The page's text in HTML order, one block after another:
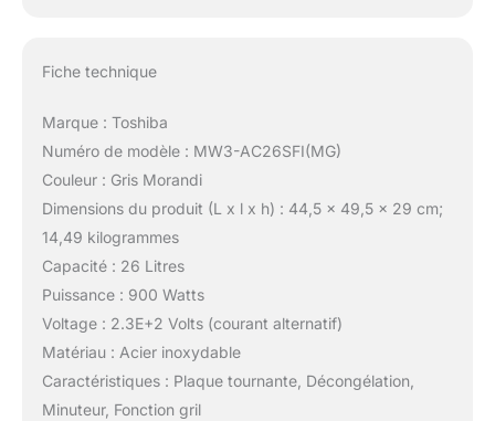
Fiche technique
Marque : Toshiba
Numéro de modèle : MW3-AC26SFI(MG)
Couleur : Gris Morandi
Dimensions du produit (L x l x h) : 44,5 x 49,5 x 29 cm;
14,49 kilogrammes
Capacité : 26 Litres
Puissance : 900 Watts
Voltage : 2.3E+2 Volts (courant alternatif)
Matériau : Acier inoxydable
Caractéristiques : Plaque tournante, Décongélation,
Minuteur, Fonction gril